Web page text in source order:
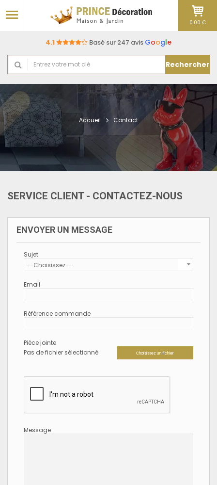
4.1 Basé sur 247 avis Google
Rechercher
0.00 €
Accueil Contact
SERVICE CLIENT - CONTACTEZ-NOUS
ENVOYER UN MESSAGE
Sujet
--Choisissez--
Email
Référence commande
Pièce jointe
Pas de fichier sélectionné
Choisissez un fichier
Message